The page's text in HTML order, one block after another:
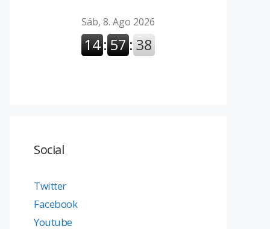
Social
Twitter
Facebook
Youtube